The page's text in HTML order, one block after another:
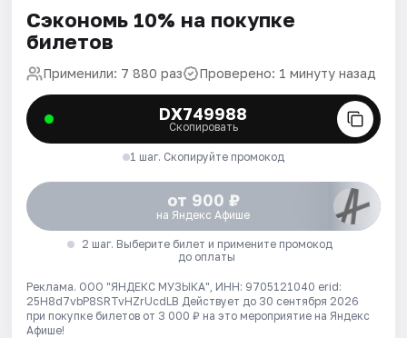
Сэкономь 10% на покупке
билетов
Применили: 7 880 раз Проверено: 1 минуту назад
DX749988
Скопировать
1 шаг. Скопируйте промокод
от 900 ₽
на Яндекс Афише
2 шаг. Выберите билет и примените промокод
до оплаты
Реклама. ООО "ЯНДЕКС МУЗЫКА", ИНН: 9705121040 erid:
25H8d7vbP8SRTvHZrUcdLB Действует до 30 сентября 2026
при покупке билетов от 3 000 ₽ на это мероприятие на Яндекс
Афише!